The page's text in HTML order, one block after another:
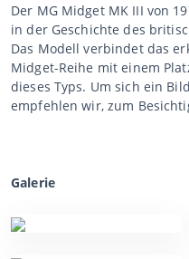
Der MG Midget MK III von
in der Geschichte des
Das Modell verbindet das
Midget-Reihe mit einem
dieses Typs. Um sich ein
empfehlen wir, zum
Galerie